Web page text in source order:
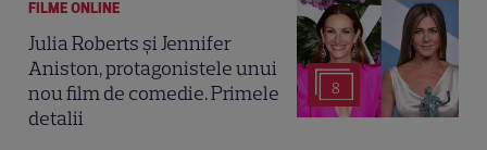
8
FILME ONLINE
Julia Roberts și Jennifer
Aniston, protagonistele unui
nou film de comedie. Primele
detalii